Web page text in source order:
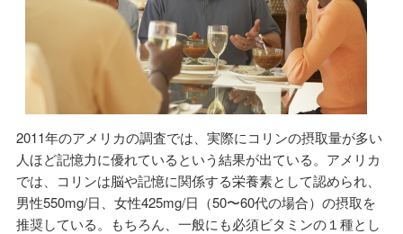
2011年のアメリカの調査では、実際にコリンの摂取量が多い
人ほど記憶力に優れているという結果が出ている。アメリカ
では、コリンは脳や記憶に関係する栄養素として認められ、
男性550mg/日、女性425mg/日（50〜60代の場合）の摂取を
推奨している。もちろん、一般にも必須ビタミンの１種とし